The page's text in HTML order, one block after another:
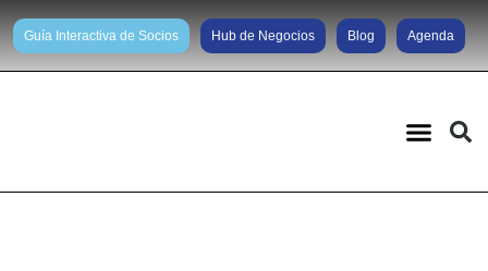
Guía Interactiva de Socios Hub de Negocios Blog Agenda